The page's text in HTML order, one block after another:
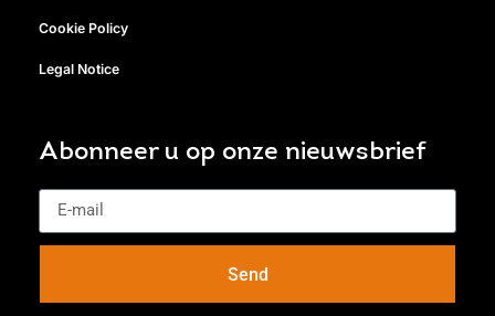
Cookie Policy
Legal Notice
Abonneer u op onze nieuwsbrief
Send